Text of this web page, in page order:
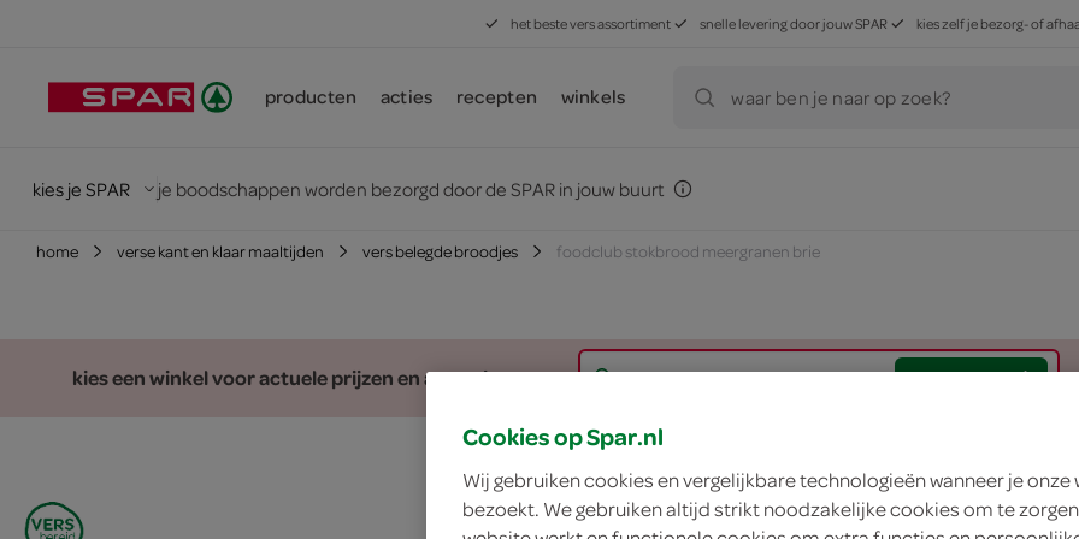
het beste vers assortiment snelle levering door jouw SPAR kies zelf je bezorg- of
producten acties recepten winkels waar ben je naar op zoek?
kies je SPAR je boodschappen worden bezorgd door de SPAR in jouw buurt
home verse kant en klaar maaltijden vers belegde broodjes foodclub stokbrood meergranen brie
kies een winkel voor actuele prijzen en assortiment zoek winkel
FoodClub
Cookies op Spar.nl
Wij gebruiken cookies en vergelijkbare technologieën wanneer je onze
bezoekt. We gebruiken altijd strikt noodzakelijke cookies om te